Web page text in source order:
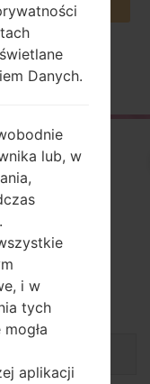
→LGAS985
dla
Danych.
lub, w
i w
tych
aplikacji